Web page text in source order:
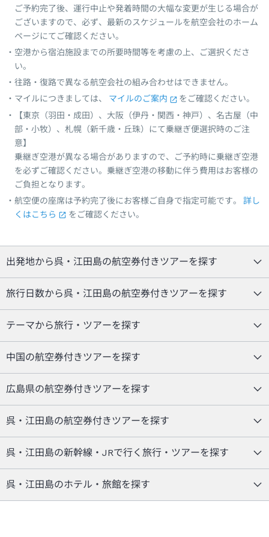
ご予約完了後、運行中止や発着時間の大幅な変更が生じる場合が
ございますので、必ず、最新のスケジュールを航空会社のホーム
ページにてご確認ください。
空港から宿泊施設までの所要時間等を考慮の上、ご選択くださ
い。
往路・復路で異なる航空会社の組み合わせはできません。
マイルにつきましては、
マイルのご案内
をご確認ください。
【東京（羽田・成田）、大阪（伊丹・関西・神戸）、名古屋（中
部・小牧）、札幌（新千歳・丘珠）にて乗継ぎ便選択時のご注
意】
乗継ぎ空港が異なる場合がありますので、ご予約時に乗継ぎ空港
を必ずご確認ください。乗継ぎ空港の移動に伴う費用はお客様の
ご負担となります。
航空便の座席は予約完了後にお客様ご自身で指定可能です。
詳し
くはこちら
をご確認ください。
出発地から呉・江田島の航空券付きツアーを探す
旅行日数から呉・江田島の航空券付きツアーを探す
テーマから旅行・ツアーを探す
中国の航空券付きツアーを探す
広島県の航空券付きツアーを探す
呉・江田島の航空券付きツアーを探す
呉・江田島の新幹線・JRで行く旅行・ツアーを探す
呉・江田島のホテル・旅館を探す